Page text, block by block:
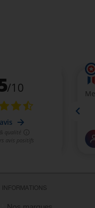
INFORMATIONS